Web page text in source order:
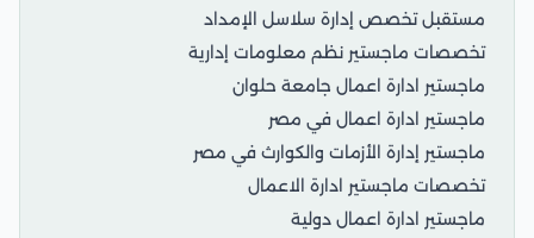
مستقبل تخصص إدارة سلاسل الإمداد
تخصصات ماجستير نظم معلومات إدارية
ماجستير ادارة اعمال جامعة حلوان
ماجستير ادارة اعمال في مصر
ماجستير إدارة الأزمات والكوارث في مصر
تخصصات ماجستير ادارة الاعمال
ماجستير ادارة اعمال دولية